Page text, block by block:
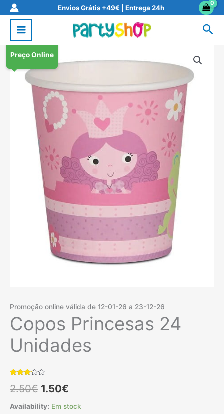
Skip
content
Envios Grátis +49€ | Entrega 24h
Preço Online
Promoção online válida de 12-01-26 a 23-12-26
Copos Princesas 24
Unidades
com
com
2.50€ O
preço
1.50€
preço
Availability: Em stock